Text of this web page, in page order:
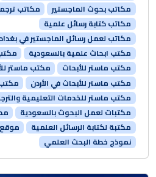
مكاتب بحوث الماجستير
مكاتب
مكاتب كتابة رسائل علمية
مكاتب لعمل رسائل الماجستير في بغداد
مكتب ابحاث علمية بالسعودية
مكتب ماستر للأبحاث
مكتب ماستر
مكتب ماستر للأبحاث في الأردن
مكتب ماستر للخدمات التعليمية
مكتبات لعمل البحوث بالسعودية
مكتبة لكتابة الرسائل العلمية
نموذج خطة البحث العلمي